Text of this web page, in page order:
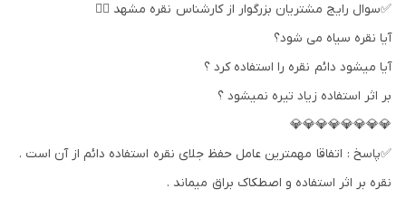
✅سوال رایج مشتریان بزرگوار از کارشناس نقره مشهد 👇🏻
آیا نقره سیاه می شود؟
آیا میشود دائم نقره را استفاده کرد ؟
بر اثر استفاده زیاد تیره نمیشود ؟
💎💎💎💎💎💎💎💎
✅پاسخ : اتفاقا مهمترین عامل حفظ جلای نقره استفاده دائم از آن است .
نقره بر اثر استفاده و اصطکاک براق میماند .